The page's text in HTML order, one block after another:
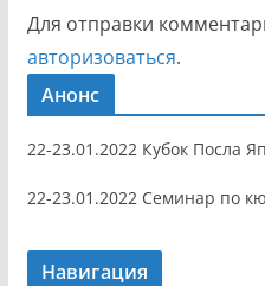
Для отправки
авторизоваться.
Анонс
22-23.01.2022 Кубок Посла
22-23.01.2022 Семинар по
Навигация